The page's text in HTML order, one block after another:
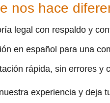
nos hace
legal con respaldo y
en español para una
rápida, sin errores y
experiencia y deja